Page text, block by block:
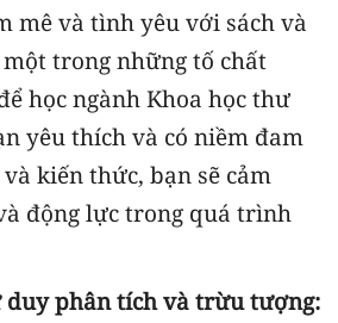
mê và tình yêu với sách và
trong những tố chất
học ngành Khoa học thư
yêu thích và có niềm đam
kiến thức, bạn sẽ cảm
động lực trong quá trình
duy phân tích và trừu tượng: